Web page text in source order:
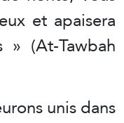
et apaisera
(At-Tawbah
unis dans